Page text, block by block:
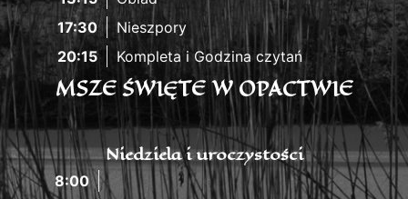
17:30
Nieszpory
20:15
Kompleta i Godzina czytań
MSZE ŚWIĘTE W OPACTWIE
Niedziela i uroczystości
8:00